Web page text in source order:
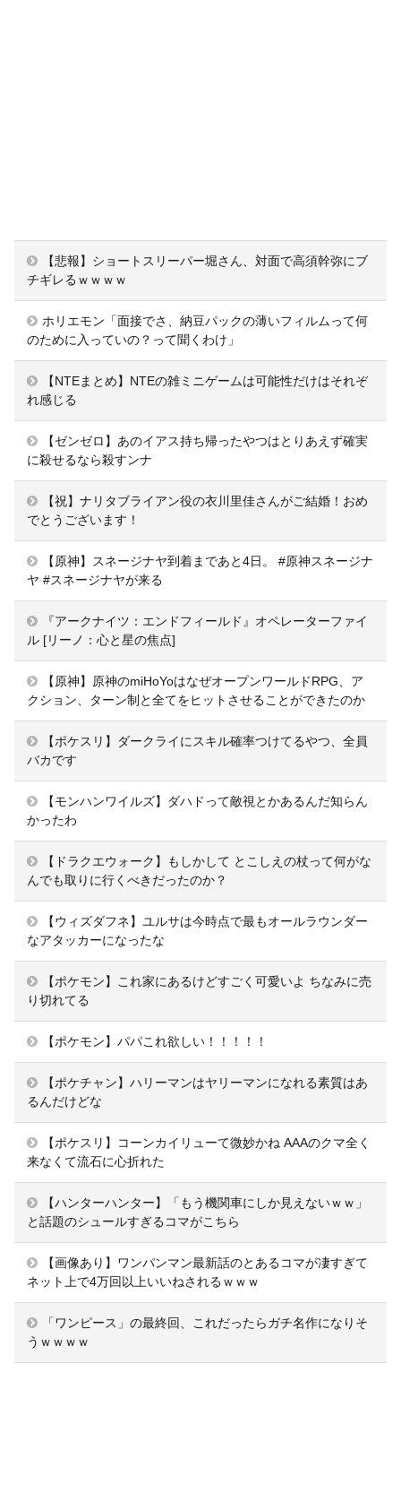
【悲報】ショートスリーパー堀さん、対面で高須幹弥にブ
チギレるｗｗｗｗ
ホリエモン「面接でさ、納豆パックの薄いフィルムって何
のために入っていの？って聞くわけ」
【NTEまとめ】NTEの雑ミニゲームは可能性だけはそれぞ
れ感じる
【ゼンゼロ】あのイアス持ち帰ったやつはとりあえず確実
に殺せるなら殺すンナ
【祝】ナリタブライアン役の衣川里佳さんがご結婚！おめ
でとうございます！
【原神】スネージナヤ到着まであと4日。 #原神スネージナ
ヤ #スネージナヤが来る
『アークナイツ：エンドフィールド』オペレーターファイ
ル [リーノ：心と星の焦点]
【原神】原神のmiHoYoはなぜオープンワールドRPG、ア
クション、ターン制と全てをヒットさせることができたのか
【ポケスリ】ダークライにスキル確率つけてるやつ、全員
バカです
【モンハンワイルズ】ダハドって敵視とかあるんだ知らん
かったわ
【ドラクエウォーク】もしかして とこしえの杖って何がな
んでも取りに行くべきだったのか？
【ウィズダフネ】ユルサは今時点で最もオールラウンダー
なアタッカーになったな
【ポケモン】これ家にあるけどすごく可愛いよ ちなみに売
り切れてる
【ポケモン】パパこれ欲しい！！！！！
【ポケチャン】ハリーマンはヤリーマンになれる素質はあ
るんだけどな
【ポケスリ】コーンカイリューて微妙かね AAAのクマ全く
来なくて流石に心折れた
【ハンターハンター】「もう機関車にしか見えないｗｗ」
と話題のシュールすぎるコマがこちら
【画像あり】ワンパンマン最新話のとあるコマが凄すぎて
ネット上で4万回以上いいねされるｗｗｗ
「ワンピース」の最終回、これだったらガチ名作になりそ
うｗｗｗｗ